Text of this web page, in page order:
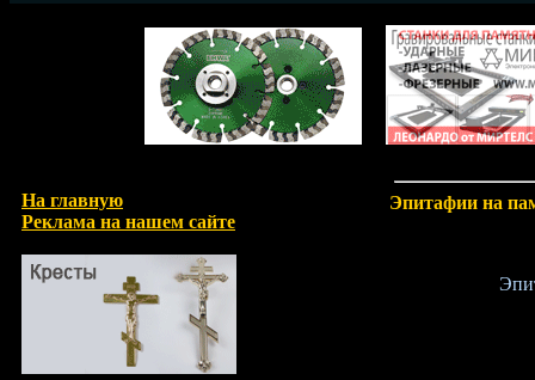
На главную
Реклама на нашем сайте
Эпитафии на